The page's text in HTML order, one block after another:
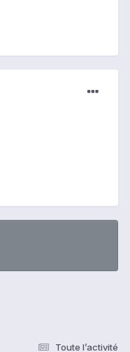
Toute l’activité